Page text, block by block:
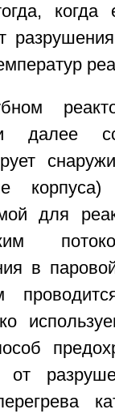
когда
далее
корпуса)
для
в